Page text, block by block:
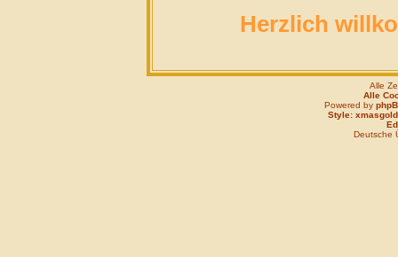
Herzlich
Alle
Alle
Powered by
Style: xmasgold
Deutsche